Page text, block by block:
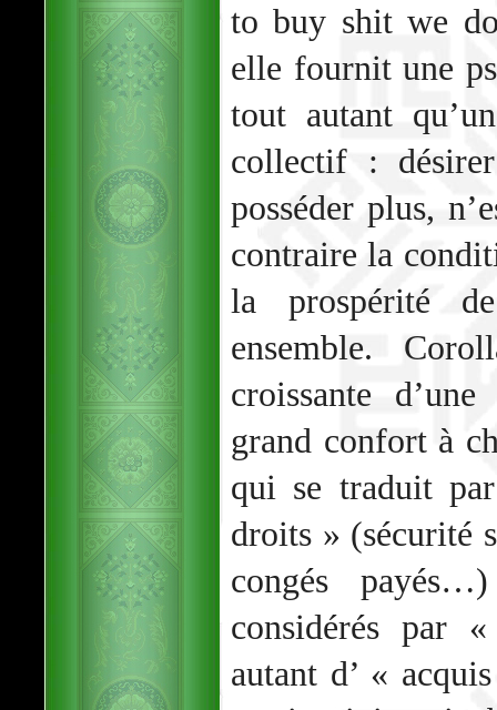
to buy shit we
elle fournit une
tout autant
collectif :
posséder plus,
contraire la
la prospérité
ensemble.
croissante
grand confort à
qui se traduit
droits » (sécurité
congés
considérés par
autant d’ «